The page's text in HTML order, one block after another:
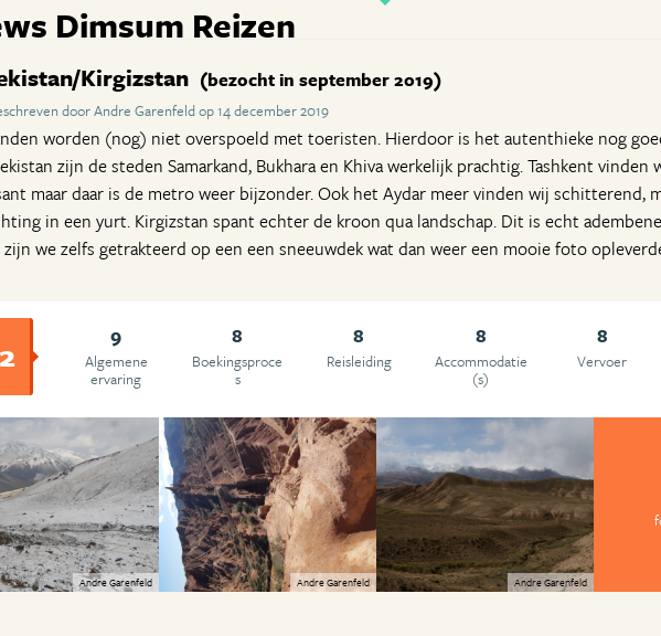
Dimsum Reizen
Kirgizstan (bezocht in september 2019)
door Andre Garenfeld op 14 december 2019
worden (nog) niet overspoeld met toeristen. Hierdoor is het autenthieke nog
zijn de steden Samarkand, Bukhara en Khiva werkelijk prachtig. Tashkent vinden
maar daar is de metro weer bijzonder. Ook het Aydar meer vinden wij schitterend,
in een yurt. Kirgizstan spant echter de kroon qua landschap. Dit is echt
zijn we zelfs getrakteerd op een een sneeuwdek wat dan weer een mooie foto
9
Algemene
ervaring
8
Boekingsproce
s
8
Reisleiding
8
Accommodatie
(s)
8
Vervoer
Andre Garenfeld Andre Garenfeld Andre Garenfeld